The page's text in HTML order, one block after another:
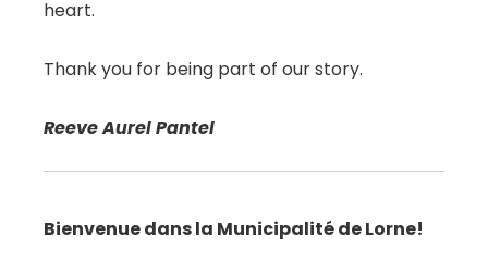
heart.
Thank you for being part of our story.
Reeve Aurel Pantel
Bienvenue dans la Municipalité de Lorne!